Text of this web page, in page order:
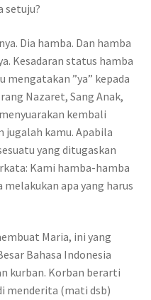
setuju?
Dia hamba. Dan hamba
Kesadaran status hamba
mengatakan ”ya” kepada
Nazaret, Sang Anak,
kembali
jugalah kamu. Apabila
yang ditugaskan
Kami hamba-hamba
apa yang harus
Maria, ini yang
Bahasa Indonesia
kurban. Korban berarti
menderita (mati dsb)